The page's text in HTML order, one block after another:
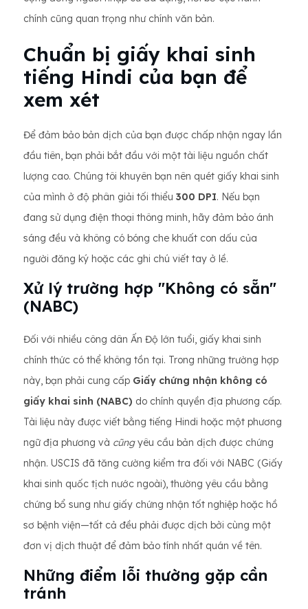
chính cũng quan trọng như chính văn bản.
Chuẩn bị giấy khai sinh
tiếng Hindi của bạn để
xem xét
Để đảm bảo bản dịch của bạn được chấp nhận ngay lần
đầu tiên, bạn phải bắt đầu với một tài liệu nguồn chất
lượng cao. Chúng tôi khuyên bạn nên quét giấy khai sinh
của mình ở độ phân giải tối thiểu 300 DPI. Nếu bạn
đang sử dụng điện thoại thông minh, hãy đảm bảo ánh
sáng đều và không có bóng che khuất con dấu của
người đăng ký hoặc các ghi chú viết tay ở lề.
Xử lý trường hợp "Không có sẵn"
(NABC)
Đối với nhiều công dân Ấn Độ lớn tuổi, giấy khai sinh
chính thức có thể không tồn tại. Trong những trường hợp
này, bạn phải cung cấp Giấy chứng nhận không có
giấy khai sinh (NABC) do chính quyền địa phương cấp.
Tài liệu này được viết bằng tiếng Hindi hoặc một phương
ngữ địa phương và cũngyêu cầu bản dịch được chứng
nhận. USCIS đã tăng cường kiểm tra đối với NABC (Giấy
khai sinh quốc tịch nước ngoài), thường yêu cầu bằng
chứng bổ sung như giấy chứng nhận tốt nghiệp hoặc hồ
sơ bệnh viện—tất cả đều phải được dịch bởi cùng một
đơn vị dịch thuật để đảm bảo tính nhất quán về tên.
Những điểm lỗi thường gặp cần
tránh